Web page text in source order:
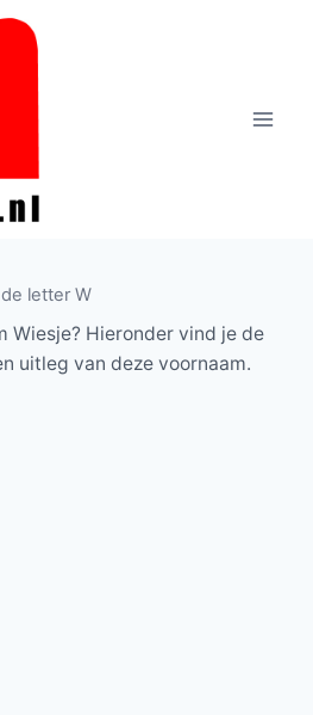
letter W
Wiesje? Hieronder vind je de
uitleg van deze voornaam.